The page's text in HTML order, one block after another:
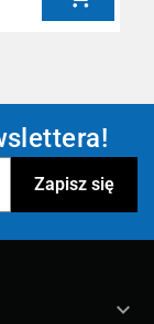
keyboard_arrow_down